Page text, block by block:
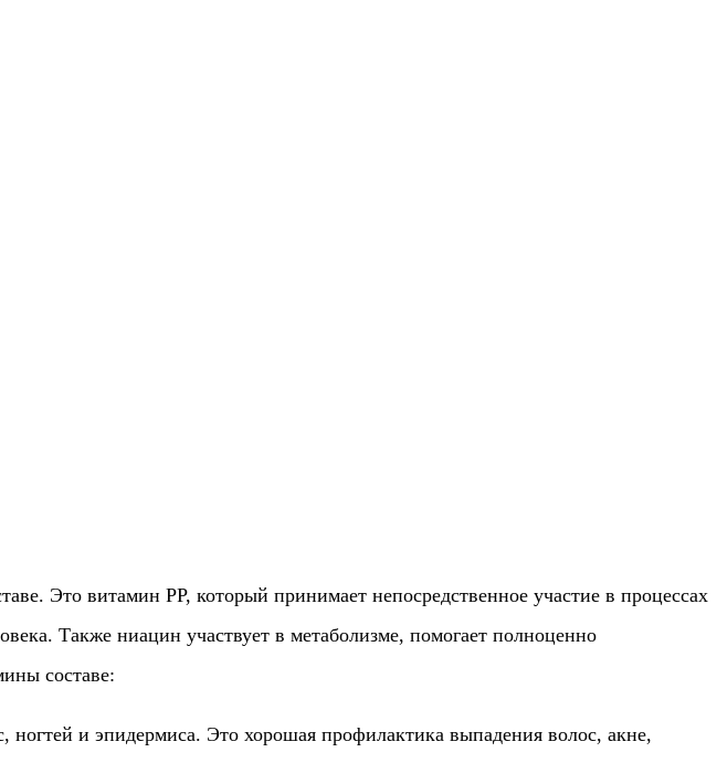
Это витамин РР, который принимает непосредственное участие в процессах
Также ниацин участвует в метаболизме, помогает полноценно
составе:
и эпидермиса. Это хорошая профилактика выпадения волос, акне,